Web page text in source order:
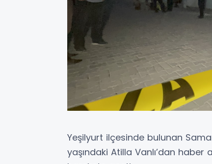
Yeşilyurt ilçesinde bulunan
yaşındaki Atilla Vanlı’dan haber